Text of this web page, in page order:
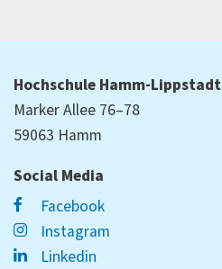
Hochschule Hamm-Lippstadt
Marker Allee 76–78
59063 Hamm
Social Media
Facebook
Instagram
Linkedin